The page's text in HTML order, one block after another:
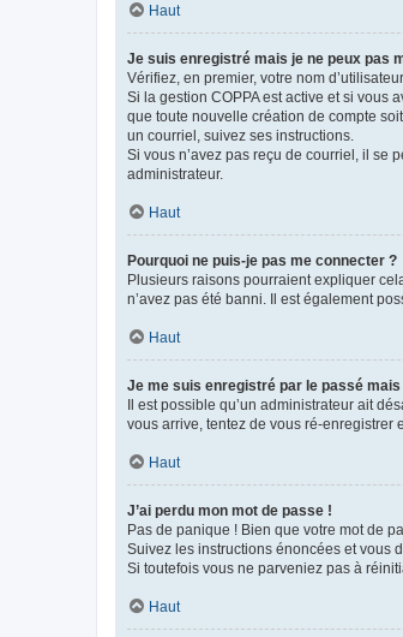
Haut
Je suis enregistré mais je ne peux pas
Vérifiez, en premier, votre nom
Si la gestion COPPA est active et si vous
que toute nouvelle création de compte
un courriel, suivez ses instructions.
Si vous n’avez pas reçu de courriel, il se
administrateur.
Haut
Pourquoi ne puis-je pas me connecter ?
Plusieurs raisons pourraient expliquer
n’avez pas été banni. Il est également
Haut
Je me suis enregistré par le passé
Il est possible qu’un administrateur ait
vous arrive, tentez de vous ré-enregistrer
Haut
J’ai perdu mon mot de passe !
Pas de panique ! Bien que votre mot de
Suivez les instructions énoncées et vous
Si toutefois vous ne parveniez pas à
Haut